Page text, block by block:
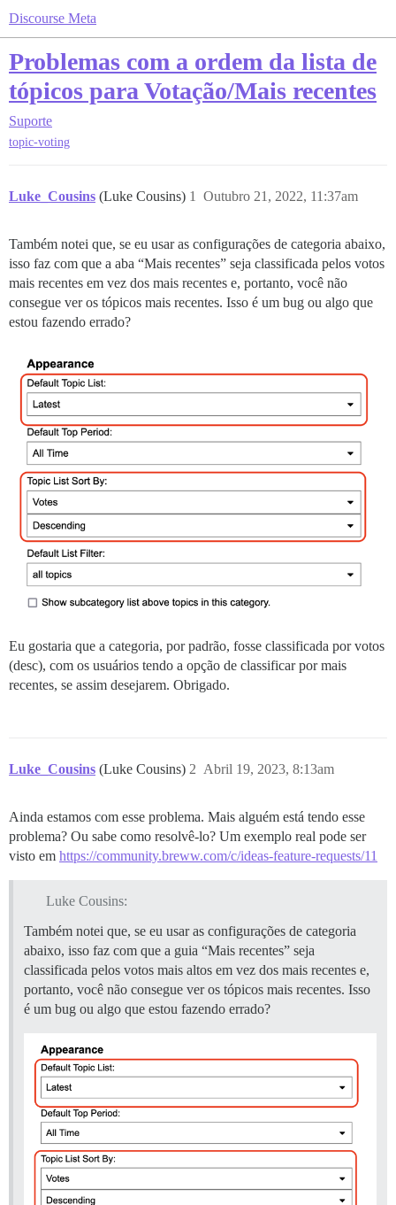
Discourse Meta
Problemas com a ordem da lista de
tópicos para Votação/Mais recentes
Suporte
topic-voting
Luke_Cousins (Luke Cousins) Outubro 21, 2022, 11:37am
1
Também notei que, se eu usar as configurações de categoria abaixo,
isso faz com que a aba “Mais recentes” seja classificada pelos votos
mais recentes em vez dos mais recentes e, portanto, você não
consegue ver os tópicos mais recentes. Isso é um bug ou algo que
estou fazendo errado?
Eu gostaria que a categoria, por padrão, fosse classificada por votos
(desc), com os usuários tendo a opção de classificar por mais
recentes, se assim desejarem. Obrigado.
Luke_Cousins (Luke Cousins) Abril 19, 2023, 8:13am
2
Ainda estamos com esse problema. Mais alguém está tendo esse
problema? Ou sabe como resolvê-lo? Um exemplo real pode ser
visto em https://community.breww.com/c/ideas-feature-requests/11
Luke Cousins:
Também notei que, se eu usar as configurações de categoria
abaixo, isso faz com que a guia “Mais recentes” seja
classificada pelos votos mais altos em vez dos mais recentes e,
portanto, você não consegue ver os tópicos mais recentes. Isso
é um bug ou algo que estou fazendo errado?